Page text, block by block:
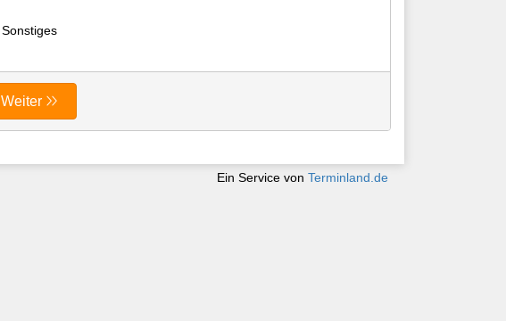
Sonstiges
Weiter
Ein Service von Terminland.de